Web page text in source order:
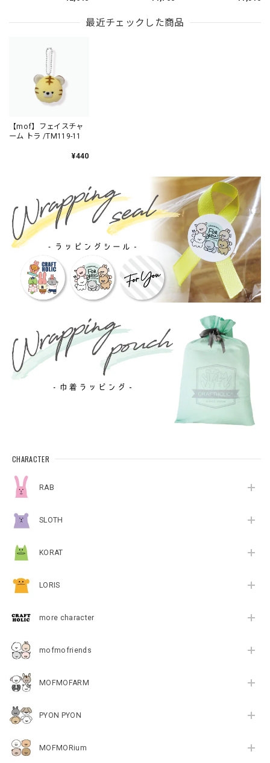
CHARACTER
RAB
SLOTH
KORAT
LORIS
more character
mofmofriends
MOFMOFARM
PYON PYON
MOFMORium
/ MFS901-5
/ MFS006-5
最近チェックした商品
【mof】フェイスチャ
ーム トラ /TM119-11
¥440